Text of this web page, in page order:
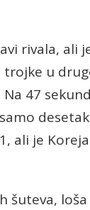
rivala, ali
u
47
ali je